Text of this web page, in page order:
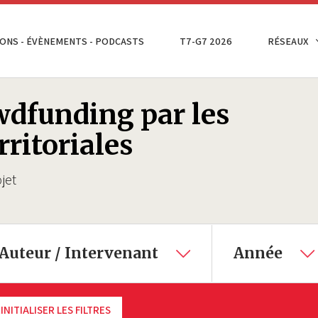
- ÉVÈNEMENTS - PODCASTS T7-G7 2026 RÉSEAUX
par les
/ Intervenant Année
LES FILTRES